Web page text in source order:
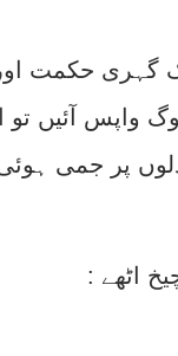
گہری حکمت
واپس آئیں تو
پر جمی
اٹھے